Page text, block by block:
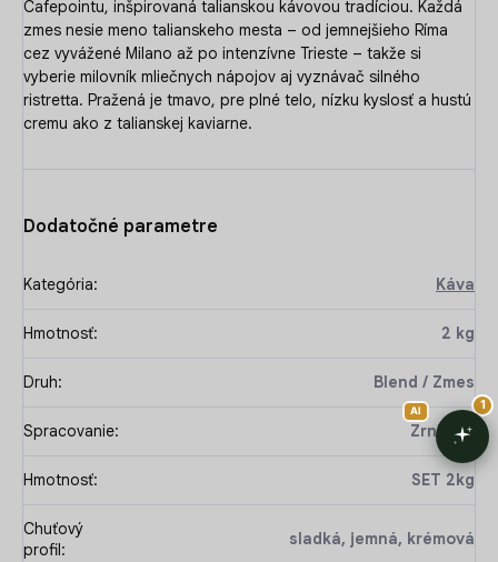
Cafepointu, inšpirovaná talianskou kávovou tradíciou. Každá
zmes nesie meno talianskeho mesta – od jemnejšieho Ríma
cez vyvážené Milano až po intenzívne Trieste – takže si
vyberie milovník mliečnych nápojov aj vyznávač silného
ristretta. Pražená je tmavo, pre plné telo, nízku kyslosť a hustú
cremu ako z talianskej kaviarne.
Dodatočné parametre
Kategória: Káva
Hmotnosť: 2 kg
Druh: Blend / Zmes
Spracovanie: Zrnková
Hmotnosť: SET 2kg
Chuťový
profil :
sladká, jemná, krémová